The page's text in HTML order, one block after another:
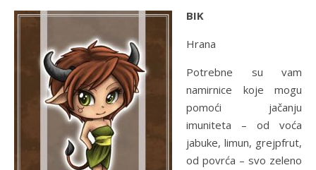
BIK
Hrana
Potrebne su vam
namirnice koje mogu
pomoći jačanju
imuniteta – od voća
jabuke, limun, grejpfrut,
od povrća – svo zeleno